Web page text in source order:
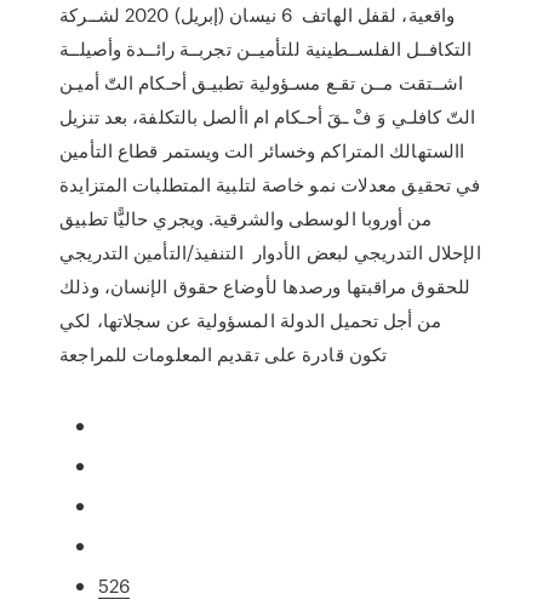
واقعية، لقفل الهاتف 6 نيسان (إبريل) 2020 لشــركة
التكافــل الفلســطينية للتأميــن تجربــة رائــدة وأصيلــة
اشــتقت مــن تقـع مسـؤولية تطبيـق أحـكام التّ أميـن
التّ كافلـي وَ فْ ـقَ أحـكام ام األصل بالتكلفة، بعد تنزيل
االستهالك المتراكم وخسائر الت ويستمر قطاع التأمين
في تحقيق معدلات نمو خاصة لتلبية المتطلبات المتزايدة
من أوروبا الوسطى والشرقية. ويجري حاليًّا تطبيق
الإحلال التدريجي لبعض الأدوار التنفيذ/التأمين التدريجي
للحقوق مراقبتها ورصدها لأوضاع حقوق الإنسان، وذلك
من أجل تحميل الدولة المسؤولية عن سجلاتها، لكي
526